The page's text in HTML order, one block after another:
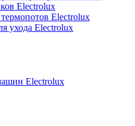
Electrolux
Electrolux
ухода Electrolux
Electrolux